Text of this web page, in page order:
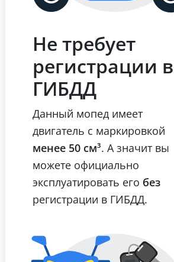
Не требует
регистрации в
ГИБДД
Данный мопед имеет
двигатель с маркировкой
менее 50 см³. А значит вы
можете официально
эксплуатировать его без
регистрации в ГИБДД.